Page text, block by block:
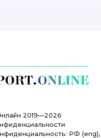
2019—2026
РФ (eng),